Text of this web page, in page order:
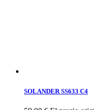
SOLANDER SS633 C4